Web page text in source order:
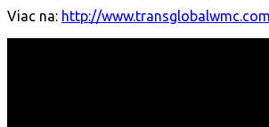
Viac na: http://